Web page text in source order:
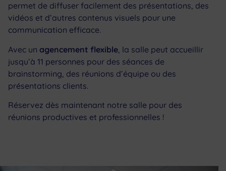
permet de diffuser facilement des présentations, des
vidéos et d’autres contenus visuels pour une
communication efficace.
Avec un agencement flexible , la salle peut accueillir
jusqu’à 11 personnes pour des séances de
brainstorming, des réunions d’équipe ou des
présentations clients.
Réservez dès maintenant notre salle pour des
réunions productives et professionnelles !